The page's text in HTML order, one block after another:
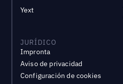
Yext
JURÍDICO
Impronta
Aviso de privacidad
Configuración de cookies